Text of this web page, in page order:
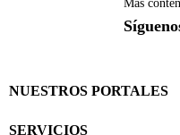
Más
NUESTROS PORTALES
SERVICIOS